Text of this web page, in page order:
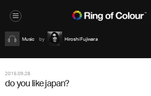
Music Hiroshi Fujiwara
2016.09.28
do you like japan?